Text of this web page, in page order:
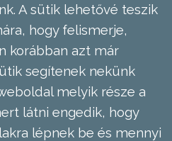
A sütik lehetővé teszik
hogy felismerje,
korábban azt már
segítenek nekünk
melyik része a
látni engedik, hogy
lépnek be és mennyi